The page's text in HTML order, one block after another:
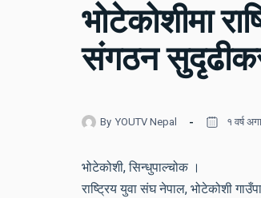
भोटेकोशीमा
संगठन
By YOUTV Nepal १ वर्ष
भोटेकोशी, सिन्धुपाल्चोक ।
राष्ट्रिय युवा संघ नेपाल, भोटेकोशी